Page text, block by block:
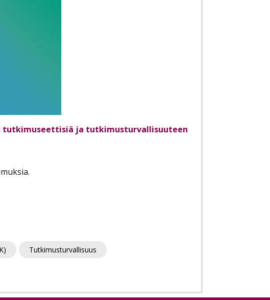
ja tutkimusturvallisuuteen
Tutkimusturvallisuus